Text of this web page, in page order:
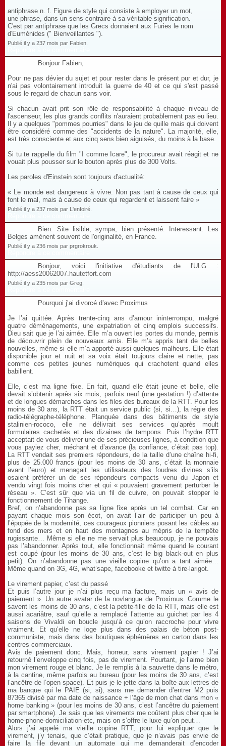
antiphrase n. f. Figure de style qui consiste à employer un mot,
une phrase, dans un sens contraire à sa véritable signification.
C'est par antiphrase que les Grecs donnaient aux Furies le nom
d'Euménides (" Bienveillantes ").
Publié il y a 237 mois par Fabien.
Bonjour Fabien,
Pour ne pas dévier du sujet et pour rester dans le présent pur et dur, je
n'ai pas volontairement introduit la guerre de 40 et ce qui s'est passé
sous le regard de chacun sans voir.
Si chacun avait prit son rôle de responsabilité à chaque niveau de
l'ascenseur, les plus grands conflits n'auraient probablement pas eu lieu.
Il y a quelques "pommes pourries" dans le jeu de quille mais qui doivent
être considéré comme des "accidents de la nature". La majorité, elle,
est très consciente et aux cinq sens bien aiguisés, du moins à la base.
Si tu te rappelle du film "I comme Icare", le procureur avait réagit et ne
vouait plus pousser sur le bouton après plus de 300 Volts.
Les paroles d'Einstein sont toujours d'actualité:
« Le monde est dangereux à vivre. Non pas tant à cause de ceux qui
font le mal, mais à cause de ceux qui regardent et laissent faire »
Publié il y a 237 mois par L'enfoiré.
Bien. Site lisible, sympa, bien présenté. Interessant. Les
Belges amènent souvent de l'originalité, en France.
Publié il y a 236 mois par prgrokrouk.
Bonjour, voici l'initiative d'étudiants de l'ULG :
http://aess20062007.hautetfort.com
Publié il y a 235 mois par Greg.
Pourquoi j’ai divorcé d’avec Proximus
Je l’ai quittée. Après trente-cinq ans d’amour ininterrompu, malgré
quatre déménagements, une expatriation et cinq emplois successifs.
Dieu sait que je l’ai aimée. Elle m’a ouvert les portes du monde, permis
de découvrir plein de nouveaux amis. Elle m’a appris tant de belles
nouvelles, même si elle m’a apporté aussi quelques malheurs. Elle était
disponible jour et nuit et sa voix était toujours claire et nette, pas
comme ces petites jeunes numériques qui crachotent quand elles
babillent.
Elle, c’est ma ligne fixe. En fait, quand elle était jeune et belle, elle
devait s’obtenir après six mois, parfois neuf (une gestation !) d’attente
et de longues démarches dans les files des bureaux de la RTT. Pour les
moins de 30 ans, la RTT était un service public (si, si…), la régie des
radio-télégraphe-téléphone. Planquée dans des bâtiments de style
stalinien-rococo, elle ne délivrait ses services qu’après moult
formulaires cachetés et des dizaines de tampons. Puis l’hydre RTT
acceptait de vous délivrer une de ses précieuses lignes, à condition que
vous payiez cher, méchant et d’avance (la confiance, c’était pas top).
La RTT vendait ses premiers répondeurs, de la taille d’une chaîne hi-fi,
plus de 25.000 francs (pour les moins de 30 ans, c’était la monnaie
avant l’euro) et menaçait les utilisateurs des foudres divines s’ils
osaient préférer un de ses répondeurs compacts venu du Japon et
vendu vingt fois moins cher et qui « pouvaient gravement perturber le
réseau ». C’est sûr que via un fil de cuivre, on pouvait stopper le
fonctionnement de Tihange.
Bref, on n’abandonne pas sa ligne fixe après un tel combat. Car en
payant chaque mois son écot, on avait l’air de participer un peu à
l’épopée de la modernité, ces courageux pionniers posant les câbles au
fond des mers et en haut des montagnes au mépris de la tempête
rugissante… Même si elle ne me servait plus beaucoup, je ne pouvais
pas l’abandonner. Après tout, elle fonctionnait même quand le courant
est coupé (pour les moins de 30 ans, c’est le big black-out en plus
petit). On n’abandonne pas une vieille copine qu’on a tant aimée…
Même quand on 3G, 4G, what’sape, facebooke et twitte à tire-larigot.
Le virement papier, c’est du passé
Et puis l’autre jour je n’ai plus reçu ma facture, mais un « avis de
paiement ». Un autre avatar de la novlangue de Proximus. Comme le
savent les moins de 30 ans, c’est la petite-fille de la RTT, mais elle est
aussi acariâtre, sauf qu’elle a remplacé l’attente au guichet par les 4
saisons de Vivaldi en boucle jusqu’à ce qu’on raccroche pour vivre
vraiment. Et qu’elle ne loge plus dans des palais de béton post-
communiste, mais dans des boutiques éphémères en carton dans les
centres commerciaux.
Avis de paiement donc. Mais, horreur, sans virement papier ! J’ai
retourné l’enveloppe cinq fois, pas de virement. Pourtant, je l’aime bien
mon virement rouge et blanc. Je le remplis à la sauvette dans le métro,
à la cantine, même parfois au bureau (pour les moins de 30 ans, c’est
l’ancêtre de l’open space). Et puis je le jette dans la boîte aux lettres de
ma banque qui le PAIE (si, si), sans me demander d’entrer M2 puis
87365 divisé par ma date de naissance + l’âge de mon chat dans mon «
home banking » (pour les moins de 30 ans, c’est l’ancêtre du paiement
par smartphone). Je sais que les virements me coûtent plus cher que le
home-phone-domiciliation-etc, mais on s’offre le luxe qu’on peut…
Alors j’ai appelé ma vieille copine RTT, pour lui expliquer que le
virement, j’y tenais, que c’était pratique, que je n’avais pas envie de
faire la file devant un automate qui me demanderait d’encoder